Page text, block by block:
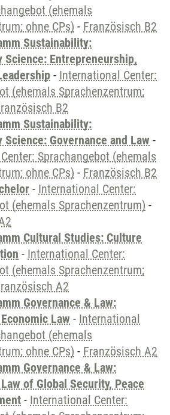
(ehemals
ohne CPs) - Französisch B2
Sustainability:
Science: Entrepreneurship,
- International Center:
(ehemals Sprachenzentrum;
B2
Sustainability:
Governance and Law -
Sprachangebot (ehemals
ohne CPs) - Französisch B2
- International Center:
(ehemals Sprachenzentrum) -
Cultural Studies: Culture
- International Center:
(ehemals Sprachenzentrum;
A2
Governance & Law:
Law - International
(ehemals
ohne CPs) - Französisch A2
Governance & Law:
of Global Security, Peace
- International Center: